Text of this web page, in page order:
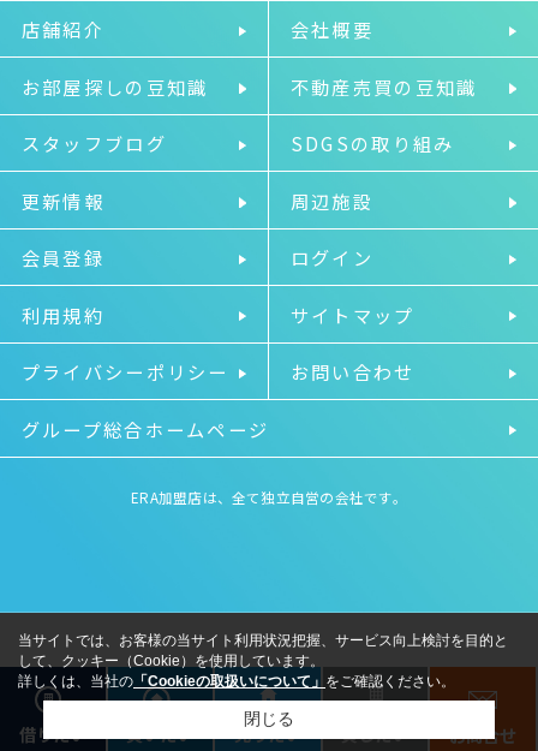
店舗紹介 会社概要
お部屋探しの豆知識 不動産売買の豆知識
スタッフブログ SDGSの取り組み
更新情報 周辺施設
会員登録 ログイン
利用規約 サイトマップ
プライバシーポリシー お問い合わせ
グループ総合ホームページ
ERA加盟店は、全て独立自営の会社です。
借りたい 買いたい 売りたい 貸したい お問合せ
当サイトでは、お客様の当サイト利用状況把握、サービス向上検討を目的と
して、クッキー（Cookie）を使用しています。
詳しくは、当社の 「Cookieの取扱いについて」 をご確認ください。
閉じる